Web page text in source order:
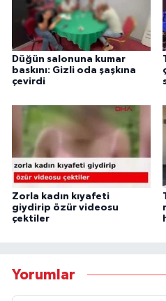
Düğün salonuna kumar
baskını: Gizli oda şaşkına
çevirdi
Zorla kadın kıyafeti
giydirip özür videosu
çektiler
Yorumlar